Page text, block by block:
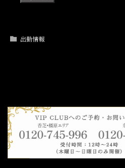
出勤情報